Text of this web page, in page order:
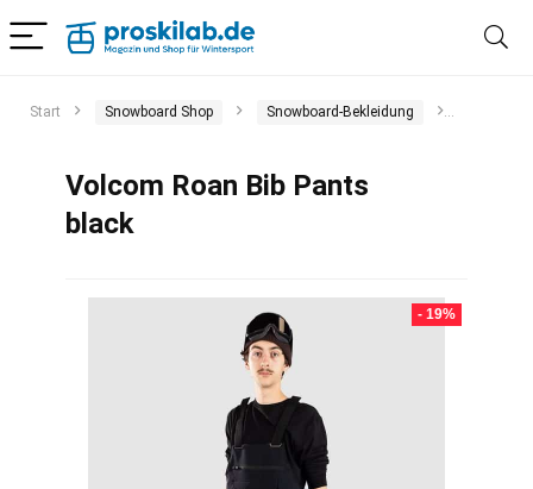
Start Snowboard Shop Snowboard-Bekleidung
Volcom Roan Bib Pants
black
- 19%